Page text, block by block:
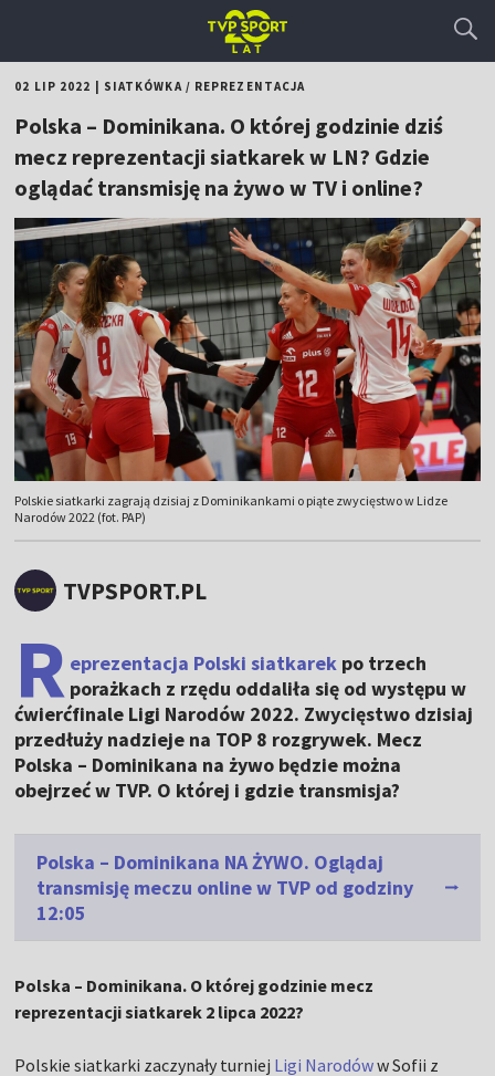
02 LIP 2022 SIATKÓWKA/ REPREZENTACJA
Polska – Dominikana. O której godzinie dziś
mecz reprezentacji siatkarek w LN? Gdzie
oglądać transmisję na żywo w TV i online?
Polskie siatkarki zagrają dzisiaj z Dominikankami o piąte zwycięstwo w Lidze
Narodów 2022 (fot. PAP)
TVPSPORT.PL
R eprezentacja Polski siatkarek po trzech
porażkach z rzędu oddaliła się od występu w
ćwierćfinale Ligi Narodów 2022. Zwycięstwo dzisiaj
przedłuży nadzieje na TOP 8 rozgrywek. Mecz
Polska – Dominikana na żywo będzie można
obejrzeć w TVP. O której i gdzie transmisja?
Polska – Dominikana NA ŻYWO. Oglądaj
transmisję meczu online w TVP od godziny
12:05
Polska – Dominikana. O której godzinie mecz
reprezentacji siatkarek 2 lipca 2022?
Polskie siatkarki zaczynały turniej Ligi Narodóww Sofii z